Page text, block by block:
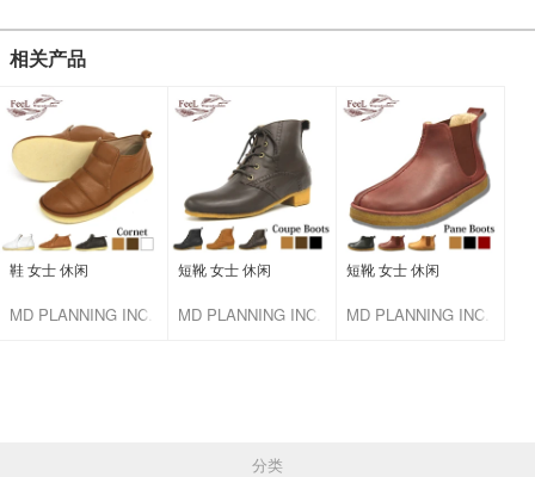
相关产品
鞋 女士 休闲
MD PLANNING INC.
短靴 女士 休闲
MD PLANNING INC.
短靴 女士 休闲
MD PLANNING INC.
分类